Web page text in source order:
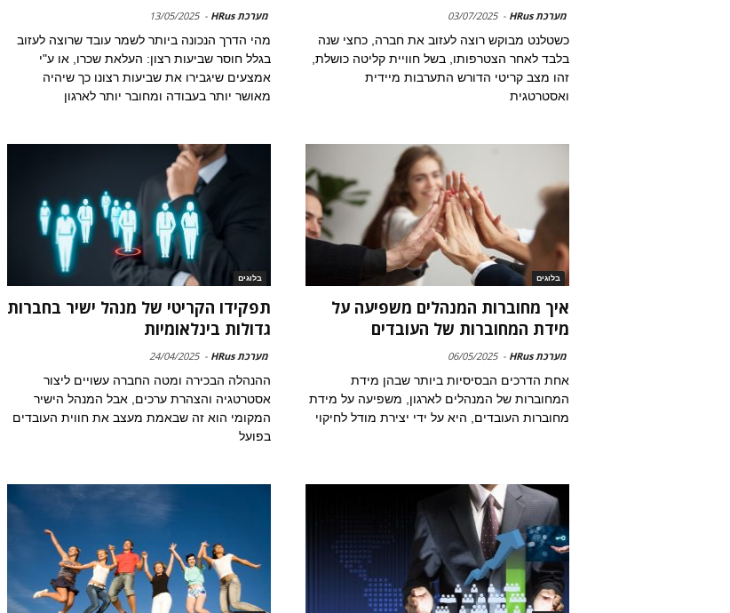
מערכת HRus -
03/07/2025
כשטלנט מבוקש רוצה לעזוב את חברה, כחצי שנה
בלבד לאחר הצטרפותו, בשל חוויית קליטה כושלת,
זהו מצב קריטי הדורש התערבות מיידית
ואסטרטגית
מערכת HRus -
13/05/2025
מהי הדרך הנכונה ביותר לשמר עובד שרוצה לעזוב
בגלל חוסר שביעות רצון: העלאת שכרו, או ע"י
אמצעים שיגבירו את שביעות רצונו כך שיהיה
מאושר יותר בעבודה ומחובר יותר לארגון
בלוגים
איך מחוברות המנהלים משפיעה על
מידת המחוברות של העובדים
מערכת HRus -
06/05/2025
אחת הדרכים הבסיסיות ביותר שבהן מידת
המחוברות של המנהלים לארגון, משפיעה על מידת
מחוברות העובדים, היא על ידי יצירת מודל לחיקוי
בלוגים
תפקידו הקריטי של מנהל ישיר בחברות
גדולות בינלאומיות
מערכת HRus -
24/04/2025
ההנהלה הבכירה ומטה החברה עשויים ליצור
אסטרטגיה והצהרת ערכים, אבל המנהל הישיר
המקומי הוא זה שבאמת מעצב את חווית העובדים
בפועל